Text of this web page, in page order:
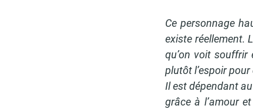
Ce personnage
existe réellement.
qu’on voit souffrir
plutôt l’espoir
Il est dépendant
grâce à l’amour